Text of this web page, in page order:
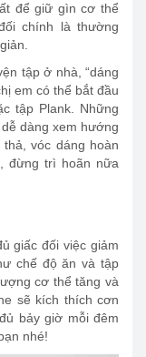
để giữ gìn cơ thể
chính là thường
tập ở nhà, “dáng
em có thể bắt đầu
tập Plank. Những
dàng xem hướng
vóc dáng hoàn
đừng trì hoãn nữa
giấc đối việc giảm
chế độ ăn và tập
cơ thể tăng và
sẽ kích thích cơn
bảy giờ mỗi đêm
nhé!